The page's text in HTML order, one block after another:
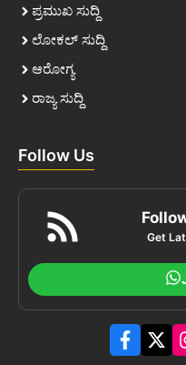
ಪ್ರಮುಖ ಸುದ್ದಿ
ಲೋಕಲ್ ಸುದ್ದಿ
ಆರೋಗ್ಯ
ರಾಜ್ಯ ಸುದ್ದಿ
Follow Us
Get